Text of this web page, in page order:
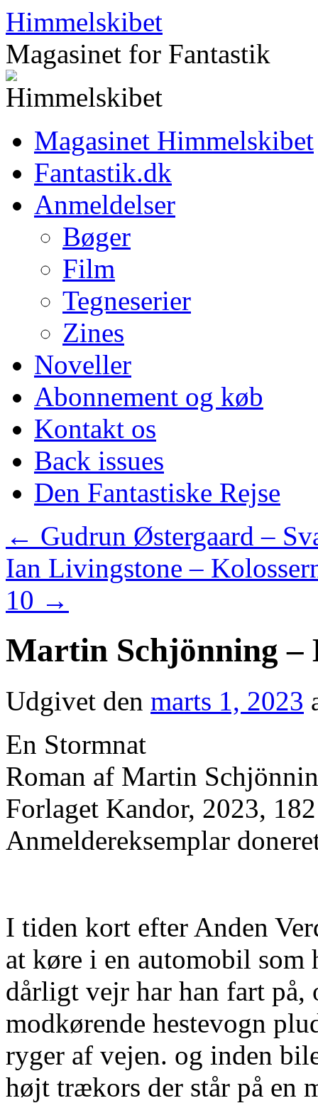
Hop
til
indhold
Himmelskibet
Magasinet for Fantastik
Magasinet Himmelskibet
Fantastik.dk
Anmeldelser
Bøger
Film
Tegneserier
Zines
Noveller
Abonnement og køb
Kontakt os
Back issues
Den Fantastiske Rejse
← Gudrun Østergaard –
Ian Livingstone –
10 →
Martin Schjönning –
Udgivet den marts 1, 2023
En Stormnat
Roman af Martin
Forlaget Kandor, 2023,
Anmeldereksemplar
I tiden kort efter Anden
at køre i en automobil som
dårligt vejr har han fart på,
modkørende hestevogn
ryger af vejen. og inden
højt trækors der står på en